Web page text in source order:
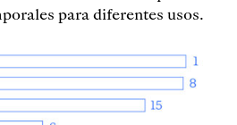
para diferentes usos.